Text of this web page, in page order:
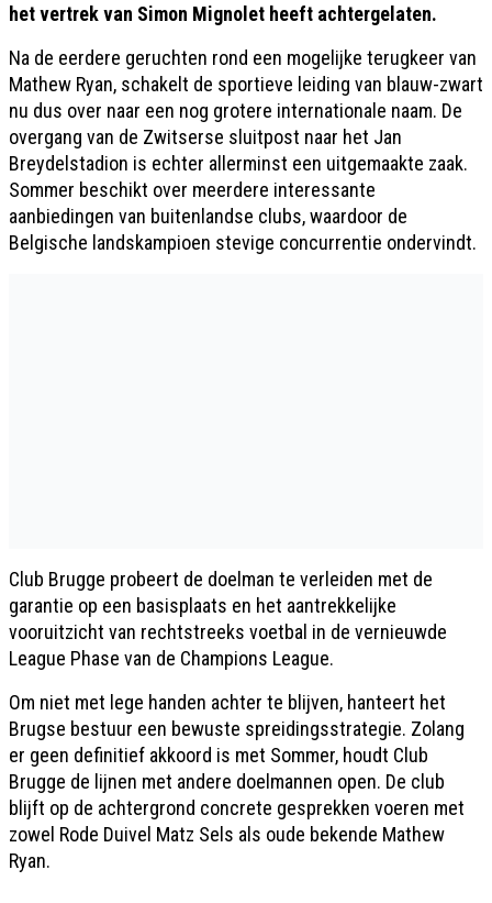
het vertrek van Simon Mignolet heeft achtergelaten.
Na de eerdere geruchten rond een mogelijke terugkeer van
Mathew Ryan, schakelt de sportieve leiding van blauw-zwart
nu dus over naar een nog grotere internationale naam. De
overgang van de Zwitserse sluitpost naar het Jan
Breydelstadion is echter allerminst een uitgemaakte zaak.
Sommer beschikt over meerdere interessante
aanbiedingen van buitenlandse clubs, waardoor de
Belgische landskampioen stevige concurrentie ondervindt.
Club Brugge probeert de doelman te verleiden met de
garantie op een basisplaats en het aantrekkelijke
vooruitzicht van rechtstreeks voetbal in de vernieuwde
League Phase van de Champions League.
Om niet met lege handen achter te blijven, hanteert het
Brugse bestuur een bewuste spreidingsstrategie. Zolang
er geen definitief akkoord is met Sommer, houdt Club
Brugge de lijnen met andere doelmannen open. De club
blijft op de achtergrond concrete gesprekken voeren met
zowel Rode Duivel Matz Sels als oude bekende Mathew
Ryan.